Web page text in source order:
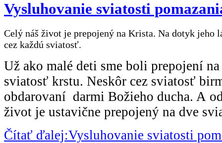
Vysluhovanie sviatosti
Celý náš život je prepojený na Krista. Na dotyk jeho
cez každú sviatosť.
Už ako malé deti sme boli prepojení
sviatosť krstu. Neskôr cez sviatosť
obdarovaní darmi Božieho ducha. A
život je ustavične prepojený na dve
Čítať ďalej:Vysluhovanie sviatosti